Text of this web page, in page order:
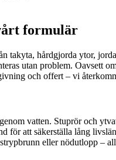
formulär
takyta, hårdgjorda ytor,
utan problem. Oavsett
och offert – vi
vatten. Stuprör och
för att säkerställa lång
eller nödutlopp –